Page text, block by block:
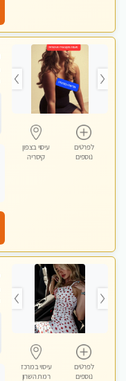
לפרטים
נוספים
עיסוי בצפון
קיסריה
לפרטים
נוספים
עיסוי במרכז
רמת השרון